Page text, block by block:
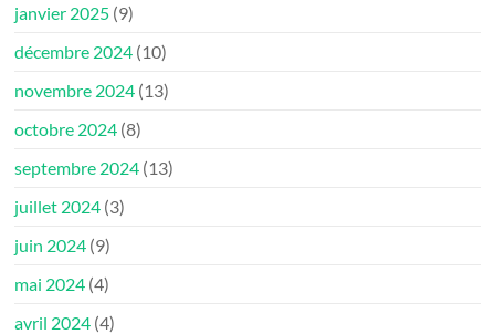
janvier 2025 (9)
décembre 2024 (10)
novembre 2024 (13)
octobre 2024 (8)
septembre 2024 (13)
juillet 2024 (3)
juin 2024 (9)
mai 2024 (4)
avril 2024 (4)